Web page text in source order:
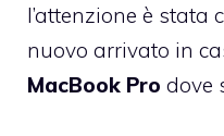
l’attenzione è stata
nuovo arrivato in
MacBook Pro dove